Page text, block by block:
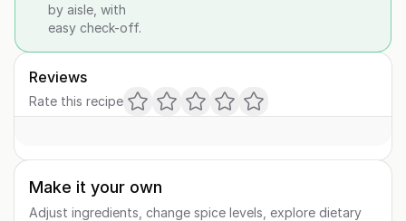
by aisle, with
easy check-off.
Reviews
Rate this recipe
Make it your own
Adjust ingredients, change spice levels, explore dietary